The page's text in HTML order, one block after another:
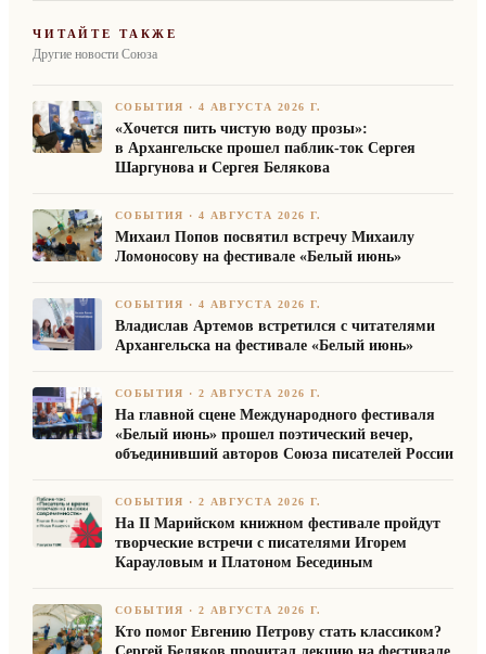
ЧИТАЙТЕ ТАКЖЕ
Другие новости Союза
СОБЫТИЯ ·4 АВГУСТА 2026 Г.
«Хочется пить чистую воду прозы»:
в Архангельске прошел паблик-ток Сергея
Шаргунова и Сергея Белякова
СОБЫТИЯ ·4 АВГУСТА 2026 Г.
Михаил Попов посвятил встречу Михаилу
Ломоносову на фестивале «Белый июнь»
СОБЫТИЯ ·4 АВГУСТА 2026 Г.
Владислав Артемов встретился с читателями
Архангельска на фестивале «Белый июнь»
СОБЫТИЯ ·2 АВГУСТА 2026 Г.
На главной сцене Международного фестиваля
«Белый июнь» прошел поэтический вечер,
объединивший авторов Союза писателей России
СОБЫТИЯ ·2 АВГУСТА 2026 Г.
На II Марийском книжном фестивале пройдут
творческие встречи с писателями Игорем
Карауловым и Платоном Бесединым
СОБЫТИЯ ·2 АВГУСТА 2026 Г.
Кто помог Евгению Петрову стать классиком?